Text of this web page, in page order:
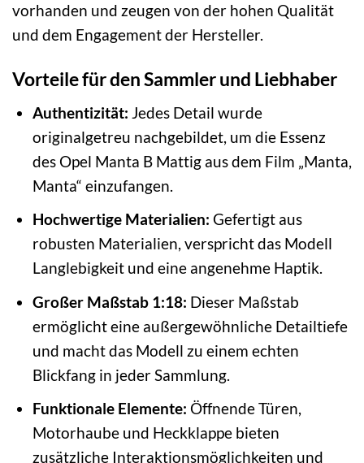
vorhanden und zeugen von der hohen Qualität
und dem Engagement der Hersteller.
Vorteile für den Sammler und Liebhaber
Authentizität: Jedes Detail wurde
originalgetreu nachgebildet, um die Essenz
des Opel Manta B Mattig aus dem Film „Manta,
Manta“ einzufangen.
Hochwertige Materialien: Gefertigt aus
robusten Materialien, verspricht das Modell
Langlebigkeit und eine angenehme Haptik.
Großer Maßstab 1:18: Dieser Maßstab
ermöglicht eine außergewöhnliche Detailtiefe
und macht das Modell zu einem echten
Blickfang in jeder Sammlung.
Funktionale Elemente: Öffnende Türen,
Motorhaube und Heckklappe bieten
zusätzliche Interaktionsmöglichkeiten und